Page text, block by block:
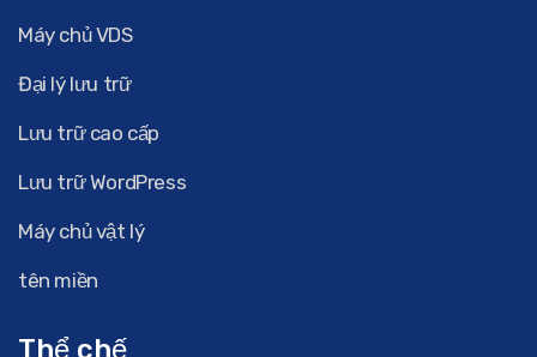
Máy chủ VDS
Đại lý lưu trữ
Lưu trữ cao cấp
Lưu trữ WordPress
Máy chủ vật lý
tên miền
Thể chế